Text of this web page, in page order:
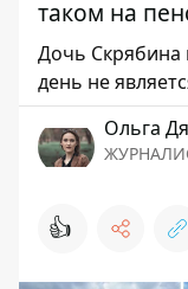
таком на
Дочь Скрябина
день не
Ольга
👍